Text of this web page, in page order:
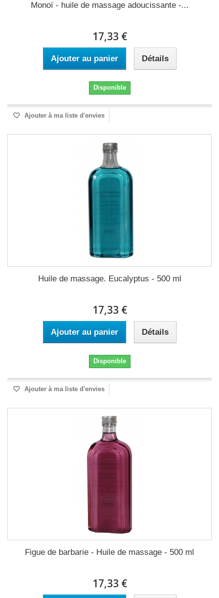
Monoï - huile de massage adoucissante -...
17,33 €
Ajouter au panier Détails
Disponible
Ajouter à ma liste d'envies
Huile de massage. Eucalyptus - 500 ml
17,33 €
Ajouter au panier Détails
Disponible
Ajouter à ma liste d'envies
Figue de barbarie - Huile de massage - 500 ml
17,33 €